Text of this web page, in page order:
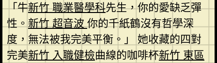
「牛新竹 職業醫學科先生，你的愛缺乏彈
性。新竹 超音波你的千紙鶴沒有哲學深
度，無法被我完美平衡。」 她收藏的四對
完美新竹 入職健檢曲線的咖啡杯新竹 東區